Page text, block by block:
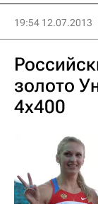
19:54 12.07.2013
золото
4х400